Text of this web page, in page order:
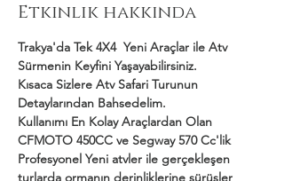
Etkinlik hakkında
Trakya'da Tek 4X4  Yeni Araçlar ile Atv
Sürmenin Keyfini Yaşayabilirsiniz.
Kısaca Sizlere Atv Safari Turunun
Detaylarından Bahsedelim.
Kullanımı En Kolay Araçlardan Olan
CFMOTO 450CC ve Segway 570 Cc'lik
Profesyonel Yeni atvler ile gerçekleşen
turlarda ormanın derinliklerine sürüşler